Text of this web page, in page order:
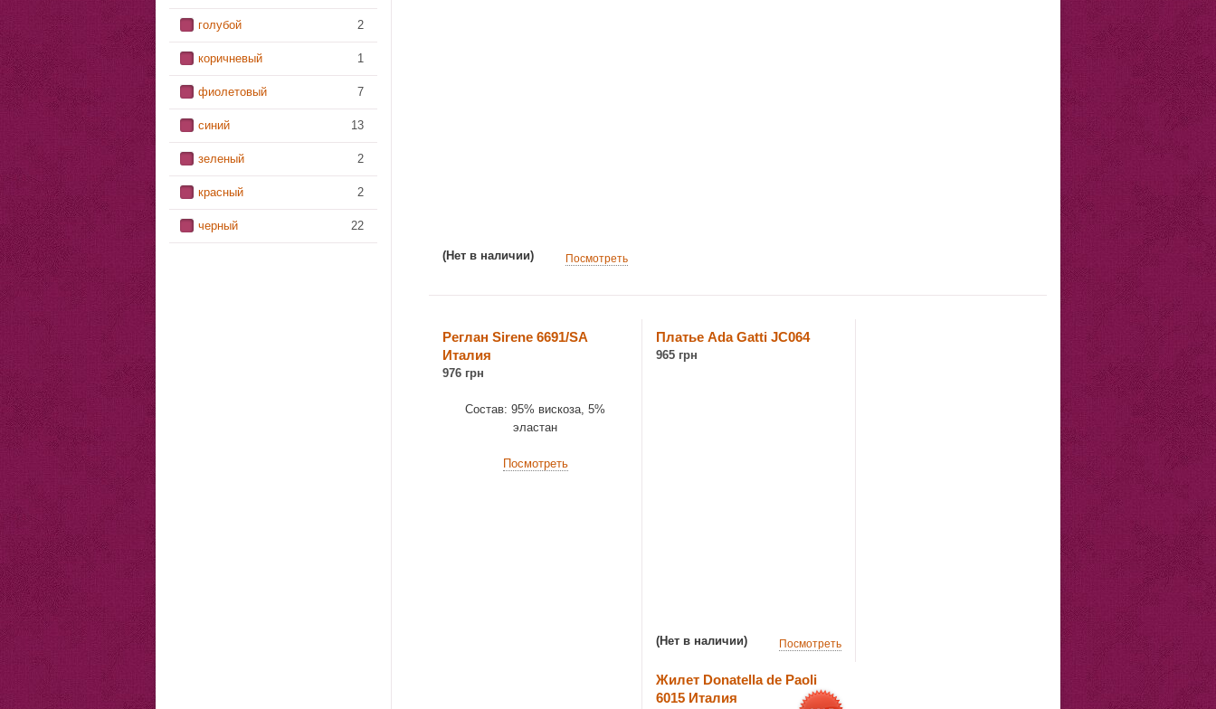
голубой 2
коричневый 1
фиолетовый 7
синий 13
зеленый 2
красный 2
черный 22
(Нет в наличии) Посмотреть
Реглан Sirene 6691/SA
Италия
976 грн
Состав: 95% вискоза, 5%
эластан
Посмотреть
Платье Ada Gatti JC064
965 грн
(Нет в наличии) Посмотреть
Жилет Donatella de Paoli
6015 Италия